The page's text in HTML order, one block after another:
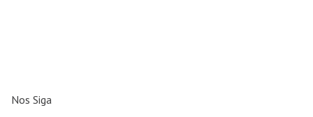
Nos Siga